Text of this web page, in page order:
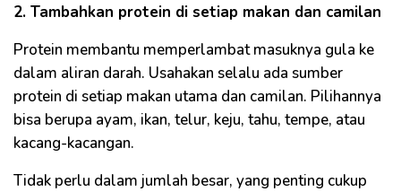
2. Tambahkan protein di setiap makan dan camilan
Protein membantu memperlambat masuknya gula ke
dalam aliran darah. Usahakan selalu ada sumber
protein di setiap makan utama dan camilan. Pilihannya
bisa berupa ayam, ikan, telur, keju, tahu, tempe, atau
kacang-kacangan.
Tidak perlu dalam jumlah besar, yang penting cukup